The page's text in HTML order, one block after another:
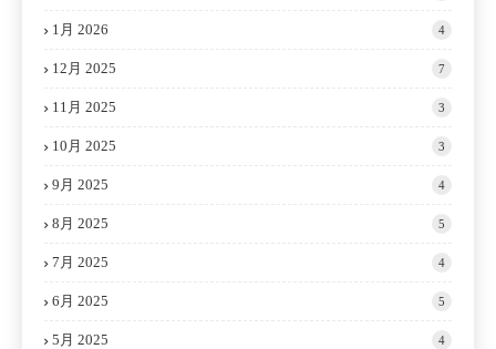
1月 2026 4
12月 2025 7
11月 2025 3
10月 2025 3
9月 2025 4
8月 2025 5
7月 2025 4
6月 2025 5
5月 2025 4